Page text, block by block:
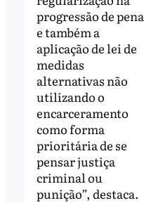
progressão de pena
e também a
aplicação de lei de
medidas
alternativas não
utilizando o
encarceramento
como forma
prioritária de se
pensar justiça
criminal ou
punição”, destaca.